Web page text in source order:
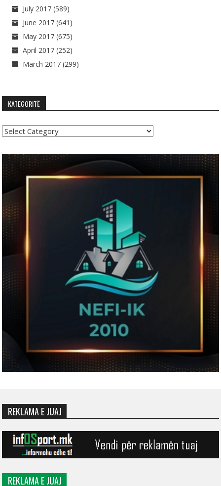
July 2017 (589)
June 2017 (641)
May 2017 (675)
April 2017 (252)
March 2017 (299)
KATEGORITË
Kategoritë
REKLAMA E JUAJ
REKLAMA E JUAJ